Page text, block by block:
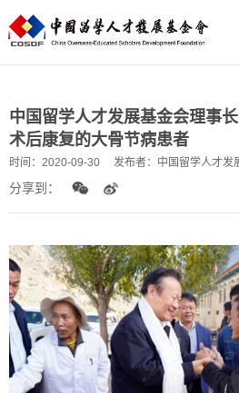
中国留学人才发展基金会理事
术后康复的大骨节病患者
时间： 2020-09-30 发布者： 中国留学人才发
分享到：